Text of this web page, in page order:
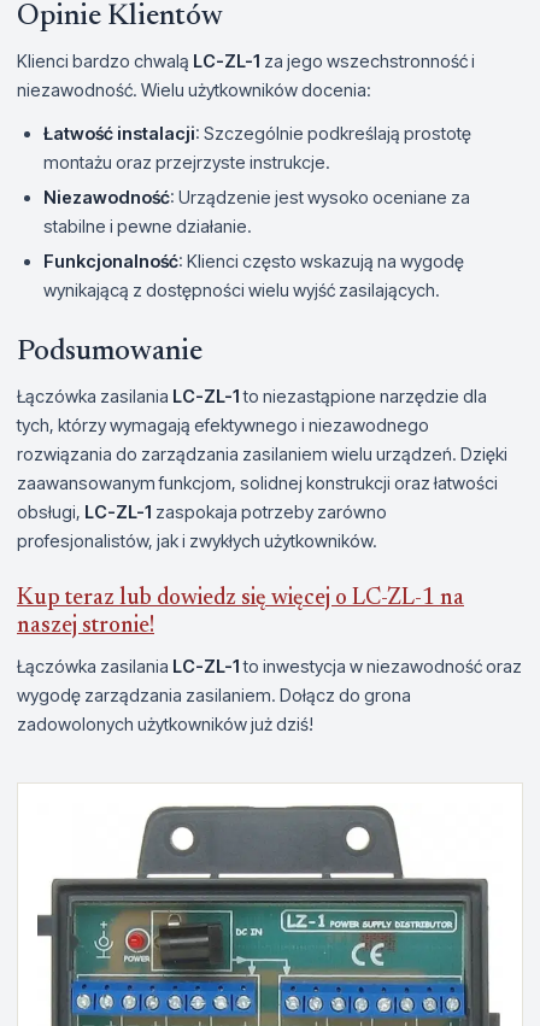
Opinie Klientów
Klienci bardzo chwalą LC-ZL-1 za jego wszechstronność i
niezawodność. Wielu użytkowników docenia:
Łatwość instalacji: Szczególnie podkreślają prostotę
montażu oraz przejrzyste instrukcje.
Niezawodność: Urządzenie jest wysoko oceniane za
stabilne i pewne działanie.
Funkcjonalność: Klienci często wskazują na wygodę
wynikającą z dostępności wielu wyjść zasilających.
Podsumowanie
Łączówka zasilania LC-ZL-1to niezastąpione narzędzie dla
tych, którzy wymagają efektywnego i niezawodnego
rozwiązania do zarządzania zasilaniem wielu urządzeń. Dzięki
zaawansowanym funkcjom, solidnej konstrukcji oraz łatwości
obsługi, LC-ZL-1 zaspokaja potrzeby zarówno
profesjonalistów, jak i zwykłych użytkowników.
Kup teraz lub dowiedz się więcej o LC-ZL-1 na
naszej stronie!
Łączówka zasilania LC-ZL-1to inwestycja w niezawodność oraz
wygodę zarządzania zasilaniem. Dołącz do grona
zadowolonych użytkowników już dziś!